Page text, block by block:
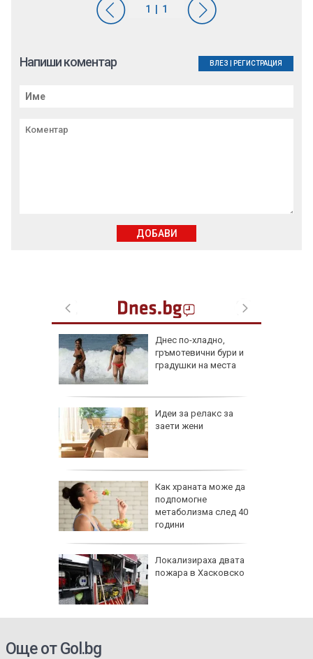
Днес по-хладно,
гръмотевични бури и
градушки на места
Идеи за релакс за
заети жени
Как храната може да
подпомогне
метаболизма след 40
години
Локализираха двата
пожара в Хасковско
Напиши коментар ВЛЕЗ РЕГИСТРАЦИЯ
ДОБАВИ
Още от Gol.bg